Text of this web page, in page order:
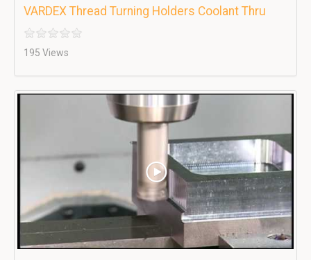
VARDEX Thread Turning Holders Coolant Thru
195 Views